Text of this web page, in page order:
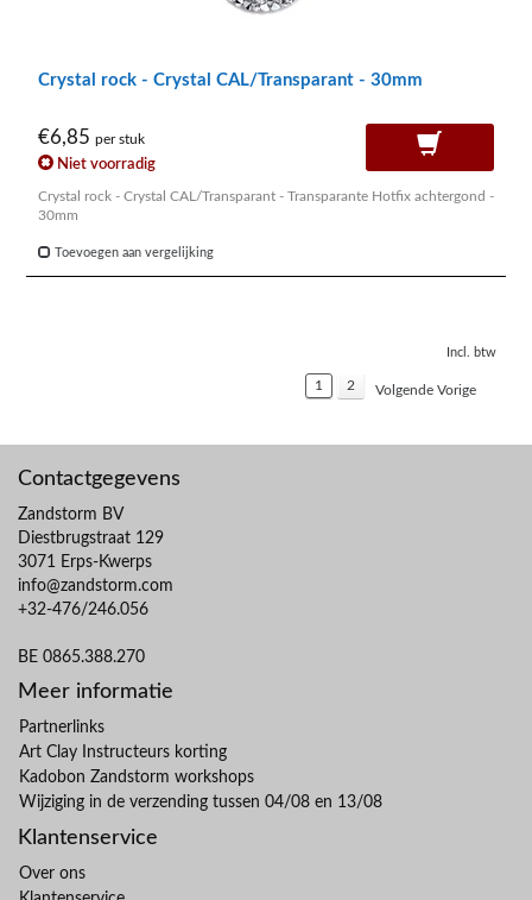
Crystal rock - Crystal CAL/Transparant - 30mm
€6,85 per stuk
Niet voorradig
Crystal rock - Crystal CAL/Transparant - Transparante Hotfix achtergond -
30mm
Toevoegen aan vergelijking
Incl. btw
1 2 Volgende Vorige
Contactgegevens
Zandstorm BV
Diestbrugstraat 129
3071 Erps-Kwerps
info@zandstorm.com
+32-476/246.056
BE 0865.388.270
Meer informatie
Partnerlinks
Art Clay Instructeurs korting
Kadobon Zandstorm workshops
Wijziging in de verzending tussen 04/08 en 13/08
Klantenservice
Over ons